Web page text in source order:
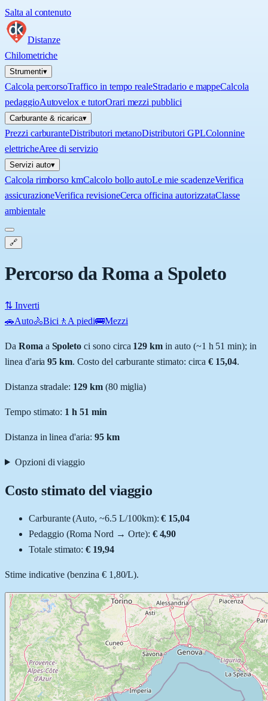
Salta al contenuto
Distanze
Chilometriche
Strumenti▾
Calcola percorsoTraffico in tempo realeStradario e mappeCalcola
pedaggioAutovelox e tutorOrari mezzi pubblici
Carburante & ricarica▾
Prezzi carburanteDistributori metanoDistributori GPLColonnine
elettricheAree di servizio
Servizi auto▾
Calcola rimborso kmCalcolo bollo autoLe mie scadenzeVerifica
assicurazioneVerifica revisioneCerca officina autorizzataClasse
ambientale
🔗
Percorso da Roma a Spoleto
⇅ Inverti
🚗Auto🚴Bici 🚶 A piedi🚌Mezzi
Da Roma a Spoleto ci sono circa 129 km in auto (~1 h 51 min); in
linea d'aria95 km. Costo del carburante stimato: circa € 15,04.
Distanza stradale: 129km (80miglia)
Tempo stimato: 1 h 51 min
Distanza in linea d'aria: 95km
Opzioni di viaggio
Costo stimato del viaggio
Carburante (Auto, ~6.5 L/100km): € 15,04
Pedaggio (Roma Nord → Orte): € 4,90
Totale stimato:€ 19,94
Stime indicative (benzina € 1,80/L).